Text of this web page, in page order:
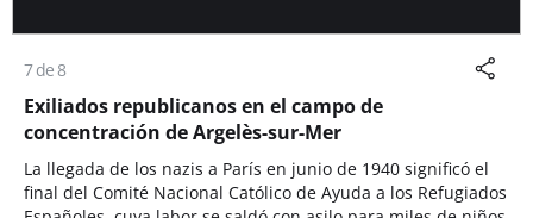
7 de 8
Exiliados republicanos en el campo de
concentración de Argelès-sur-Mer
La llegada de los nazis a París en junio de 1940 significó el
final del Comité Nacional Católico de Ayuda a los Refugiados